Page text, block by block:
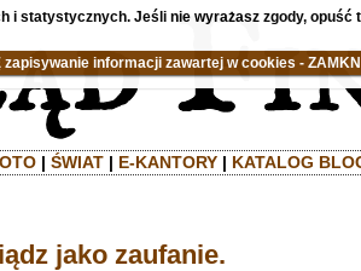
| ŚWIAT| E-KANTORY| KATALOG
jako zaufanie.
i statystycznych. Jeśli nie wyrażasz zgody,
zapisywanie informacji zawartej w cookies -